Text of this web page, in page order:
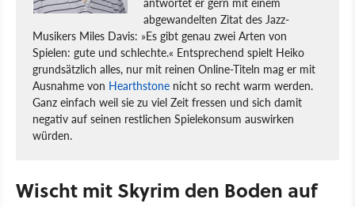
abgewandelten Zitat des Jazz-
Musikers Miles Davis: »Es gibt genau zwei Arten von
Spielen: gute und schlechte.« Entsprechend spielt Heiko
grundsätzlich alles, nur mit reinen Online-Titeln mag er mit
Ausnahme von Hearthstone nicht so recht warm werden.
Ganz einfach weil sie zu viel Zeit fressen und sich damit
negativ auf seinen restlichen Spielekonsum auswirken
würden.
Wischt mit Skyrim den Boden auf